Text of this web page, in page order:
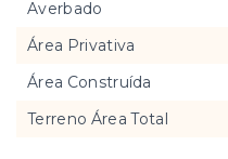
Averbado
Área Privativa
Área Construída
Terreno Área Total